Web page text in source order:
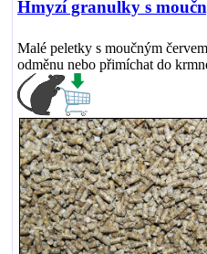
Hmyzí granulky s
Malé peletky s moučným
odměnu nebo přimíchat do